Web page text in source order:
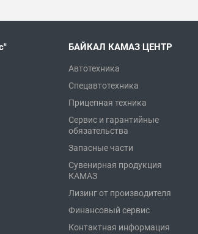
БАЙКАЛ КАМАЗ ЦЕНТР
Автотехника
Спецавтотехника
Прицепная техника
Сервис и гарантийные
обязательства
Запасные части
Сувенирная продукция
КАМАЗ
Лизинг от производителя
Финансовый сервис
Контактная информация